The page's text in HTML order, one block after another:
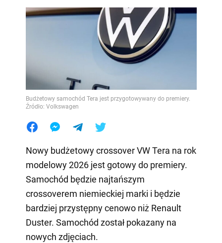
Budżetowy samochód Tera jest przygotowywany do premiery.
Źródło: Volkswagen
Nowy budżetowy crossover VW Tera na rok
modelowy 2026 jest gotowy do premiery.
Samochód będzie najtańszym
crossoverem niemieckiej marki i będzie
bardziej przystępny cenowo niż Renault
Duster. Samochód został pokazany na
nowych zdjęciach.